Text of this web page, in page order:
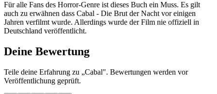
Für alle Fans des Horror-Genre ist dieses Buch ein Muss. Es gilt
auch zu erwähnen dass Cabal - Die Brut der Nacht vor einigen
Jahren verfilmt wurde. Allerdings wurde der Film nie offiziell in
Deutschland veröffentlicht.
Deine Bewertung
Teile deine Erfahrung zu „Cabal". Bewertungen werden vor
Veröffentlichung geprüft.